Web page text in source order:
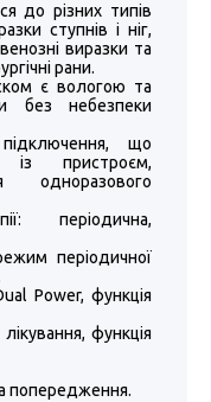
до різних типів
ступнів і ніг,
виразки та
рани.
є ​​вологою та
без небезпеки
що
із пристроєм,
одноразового
періодична,
періодичної
Power, функція
функція
попередження.